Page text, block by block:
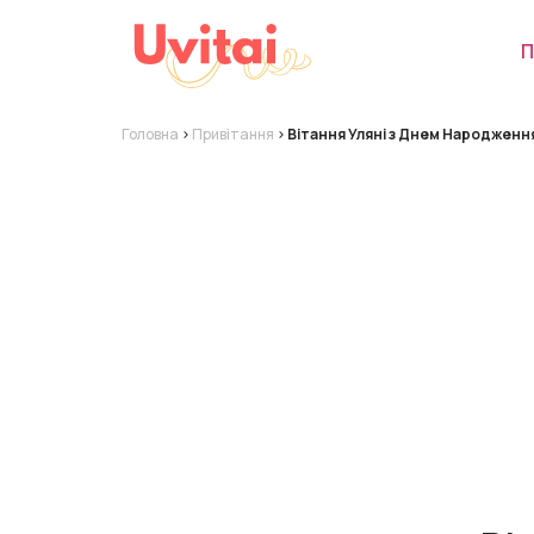
Головна > Привітання > Вітання Уляні з Днем